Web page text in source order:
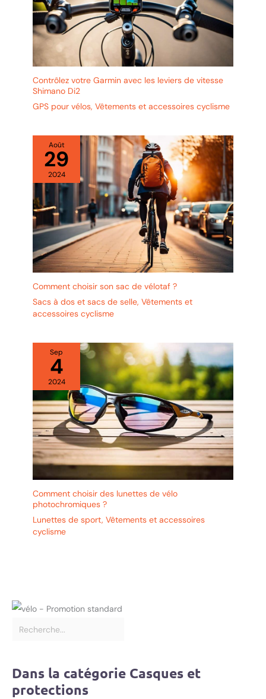
produit défaillant, de questions sur nos produits, vous pouvez
contacter notre service client basé en France afin de trouver
une bonne solution
Contrôlez votre Garmin avec les leviers de vitesse
Shimano Di2
GPS pour vélos, Vêtements et accessoires cyclisme
Août
29
2024
Comment choisir son sac de vélotaf ?
Sacs à dos et sacs de selle, Vêtements et
accessoires cyclisme
Sep
4
2024
Comment choisir des lunettes de vélo
photochromiques ?
Lunettes de sport, Vêtements et accessoires
cyclisme
Dans la catégorie Casques et
protections